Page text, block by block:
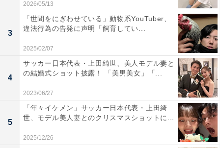
2026/05/13
3
「世間をにぎわせている」動物系YouTuber、
違法行為の告発に声明「飼育してい...
2025/02/07
4
サッカー日本代表・上田綺世、美人モデル妻と
の結婚式ショット披露！ 「美男美女」「...
2023/06/27
5
「年々イケメン」サッカー日本代表・上田綺
世、モデル美人妻とのクリスマスショットに...
2025/12/26